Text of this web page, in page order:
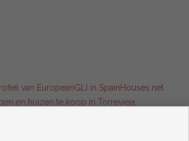
en huizen te koop in Torrevieja